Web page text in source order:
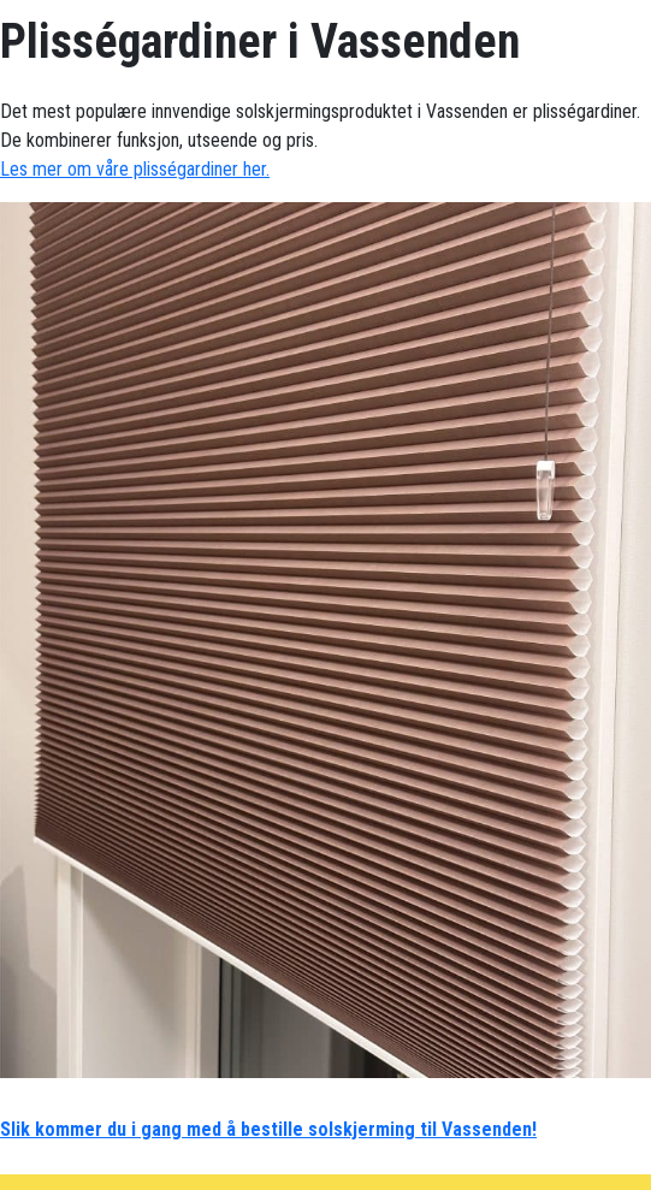
Plisségardiner i Vassenden
Det mest populære innvendige solskjermingsproduktet i Vassenden er plisségardiner.
De kombinerer funksjon, utseende og pris.
Les mer om våre plisségardiner her.
Slik kommer du i gang med å bestille solskjerming til Vassenden!